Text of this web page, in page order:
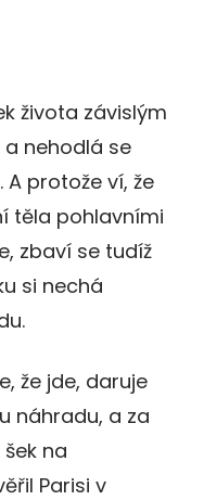
života závislým
nehodlá se
protože ví, že
těla pohlavními
zbaví se tudíž
si nechá
že jde, daruje
náhradu, a za
na
Parisi v